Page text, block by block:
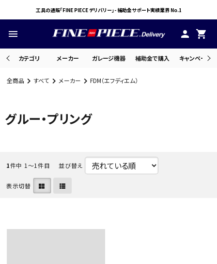
工具の通販「FINE PIECE デリバリー」- 補助金サポート実績業界 No.1
menu person shopping_cart
カテゴリ メーカー ガレージ機器 補助金で購入 キャンペーン
meeting_room ログイン person 会員登録
全商品 すべて メーカー FDM（エフディエム）
グルー・プリング
1件中 1〜1件目 並び替え
表示切替